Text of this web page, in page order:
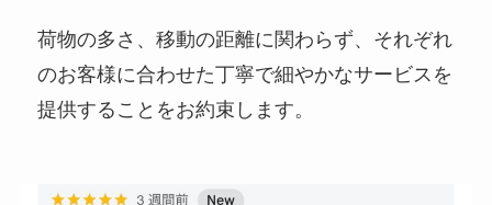
荷物の多さ、移動の距離に関わらず、それぞれ
のお客様に合わせた丁寧で細やかなサービスを
提供することをお約束します。